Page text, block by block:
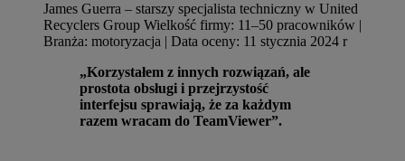
James Guerra – starszy specjalista techniczny w United
Recyclers Group Wielkość firmy: 11–50 pracowników |
Branża: motoryzacja | Data oceny: 11 stycznia 2024 r
„Korzystałem z innych rozwiązań, ale
prostota obsługi i przejrzystość
interfejsu sprawiają, że za każdym
razem wracam do TeamViewer”.